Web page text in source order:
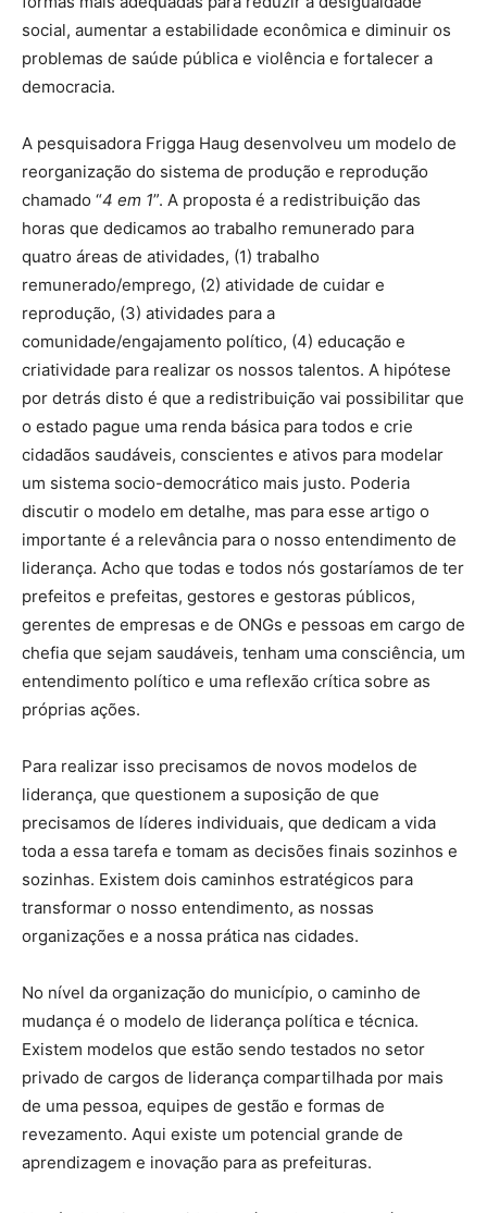
social, aumentar a estabilidade econômica e diminuir os
problemas de saúde pública e violência e fortalecer a
democracia.
A pesquisadora Frigga Haug desenvolveu um modelo de
reorganização do sistema de produção e reprodução
chamado “4 em 1”. A proposta é a redistribuição das
horas que dedicamos ao trabalho remunerado para
quatro áreas de atividades, (1) trabalho
remunerado/emprego, (2) atividade de cuidar e
reprodução, (3) atividades para a
comunidade/engajamento político, (4) educação e
criatividade para realizar os nossos talentos. A hipótese
por detrás disto é que a redistribuição vai possibilitar que
o estado pague uma renda básica para todos e crie
cidadãos saudáveis, conscientes e ativos para modelar
um sistema socio-democrático mais justo. Poderia
discutir o modelo em detalhe, mas para esse artigo o
importante é a relevância para o nosso entendimento de
liderança. Acho que todas e todos nós gostaríamos de ter
prefeitos e prefeitas, gestores e gestoras públicos,
gerentes de empresas e de ONGs e pessoas em cargo de
chefia que sejam saudáveis, tenham uma consciência, um
entendimento político e uma reflexão crítica sobre as
próprias ações.
Para realizar isso precisamos de novos modelos de
liderança, que questionem a suposição de que
precisamos de líderes individuais, que dedicam a vida
toda a essa tarefa e tomam as decisões finais sozinhos e
sozinhas. Existem dois caminhos estratégicos para
transformar o nosso entendimento, as nossas
organizações e a nossa prática nas cidades.
No nível da organização do município, o caminho de
mudança é o modelo de liderança política e técnica.
Existem modelos que estão sendo testados no setor
privado de cargos de liderança compartilhada por mais
de uma pessoa, equipes de gestão e formas de
revezamento. Aqui existe um potencial grande de
aprendizagem e inovação para as prefeituras.